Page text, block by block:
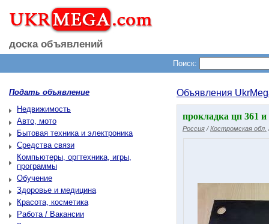
доска объявлений
Поиск:
Подать объявление
Недвижимость
Авто, мото
Бытовая техника и электроника
Средства связи
Компьютеры, оргтехника, игры,
программы
Обучение
Здоровье и медицина
Красота, косметика
Работа / Вакансии
Объявления
прокладка цп 361
Россия /Костромская обл.